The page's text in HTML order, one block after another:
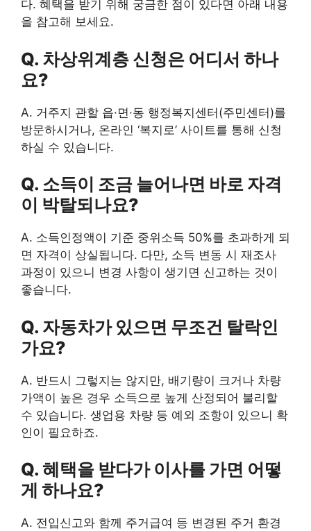
다. 혜택을 받기 위해 궁금한 점이 있다면 아래 내용
을 참고해 보세요.
Q. 차상위계층 신청은 어디서 하나
요?
A. 거주지 관할 읍·면·동 행정복지센터(주민센터)를
방문하시거나, 온라인 ‘복지로’ 사이트를 통해 신청
하실 수 있습니다.
Q. 소득이 조금 늘어나면 바로 자격
이 박탈되나요?
A. 소득인정액이 기준 중위소득 50%를 초과하게 되
면 자격이 상실됩니다. 다만, 소득 변동 시 재조사
과정이 있으니 변경 사항이 생기면 신고하는 것이
좋습니다.
Q. 자동차가 있으면 무조건 탈락인
가요?
A. 반드시 그렇지는 않지만, 배기량이 크거나 차량
가액이 높은 경우 소득으로 높게 산정되어 불리할
수 있습니다. 생업용 차량 등 예외 조항이 있으니 확
인이 필요하죠.
Q. 혜택을 받다가 이사를 가면 어떻
게 하나요?
A. 전입신고와 함께 주거급여 등 변경된 주거 환경